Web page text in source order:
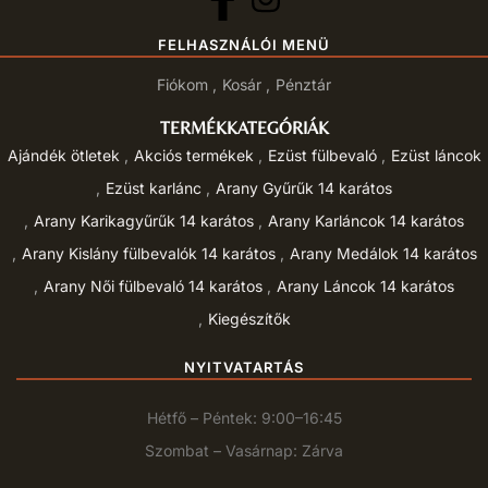
FELHASZNÁLÓI MENÜ
Fiókom Kosár Pénztár
TERMÉKKATEGÓRIÁK
Ajándék ötletek Akciós termékek Ezüst fülbevaló
Ezüst láncok
Ezüst karlánc
Arany Gyűrűk 14 karátos
Arany Karikagyűrűk 14 karátos
Arany Karláncok 14 karátos
Arany Kislány fülbevalók 14 karátos
Arany Medálok 14 karátos
Arany Női fülbevaló 14 karátos
Arany Láncok 14 karátos
Kiegészítők
NYITVATARTÁS
Hétfő – Péntek: 9:00–16:45
Szombat – Vasárnap: Zárva